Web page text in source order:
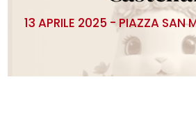
13 APRILE 2025 - PIAZZA SAN